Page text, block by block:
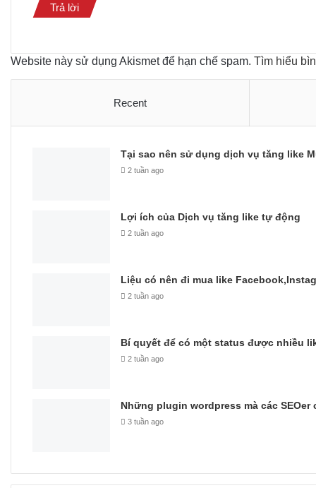
Trả lời
Website này sử dụng Akismet để hạn chế spam. Tìm hiểu
Recent
Tại sao nên sử dụng dịch vụ tăng like
2 tuần ago
Lợi ích của Dịch vụ tăng like tự động
2 tuần ago
Liệu có nên đi mua like
2 tuần ago
Bí quyết để có một status được nhiều
2 tuần ago
Những plugin wordpress mà các SEOer
3 tuần ago